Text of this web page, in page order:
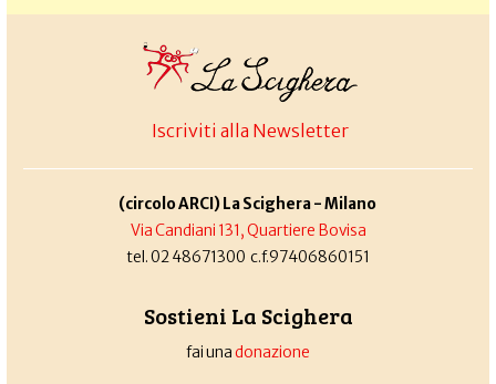
Iscriviti alla Newsletter
(circolo ARCI) La Scighera - Milano
Via Candiani 131, Quartiere Bovisa
tel. 02 48671300 c.f.97406860151
Sostieni La Scighera
fai unadonazione